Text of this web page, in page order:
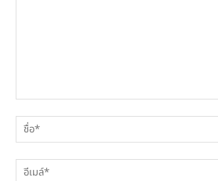
คิด
เห็น